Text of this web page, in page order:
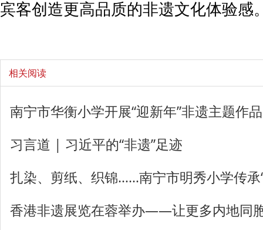
宾客创造更高品质的非遗文化体验感
相关阅读
南宁市华衡小学开展“迎新年”非遗主题作
习言道 | 习近平的“非遗”足迹
扎染、剪纸、织锦……南宁市明秀小学传承
香港非遗展览在蓉举办——让更多内地同